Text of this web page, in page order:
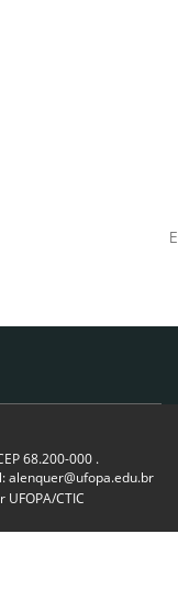
68.200-000 .
alenquer@ufopa.edu.br
UFOPA/CTIC